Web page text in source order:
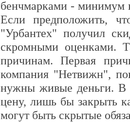
бенчмарками - минимум в
Если предположить,
"Урбантех" получил
скромными оценками.
причинам. Первая
компания "Нетвижн",
нужны живые деньги. В
цену, лишь бы закрыть
могут быть скрытые